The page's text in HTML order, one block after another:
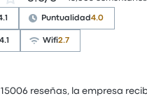
Puntualidad4.0
4.1 Wifi2.7
reseñas, la empresa